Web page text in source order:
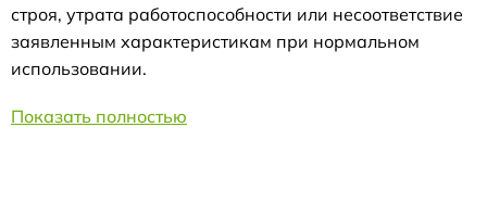
строя, утрата работоспособности или несоответствие
заявленным характеристикам при нормальном
использовании.
Показать полностью